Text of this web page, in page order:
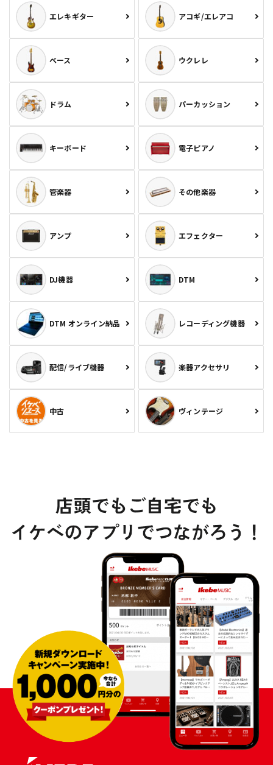
エレキギター アコギ/エレアコ
ベース ウクレレ
ドラム パーカッション
キーボード 電子ピアノ
管楽器 その他楽器
アンプ エフェクター
DJ機器 DTM
DTM オンライン納品 レコーディング機器
配信/ライブ機器 楽器アクセサリ
中古 ヴィンテージ